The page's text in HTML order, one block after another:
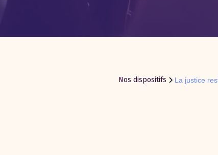
Nos dispositifs La justice